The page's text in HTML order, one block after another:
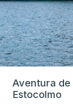
Aventura de
Estocolmo